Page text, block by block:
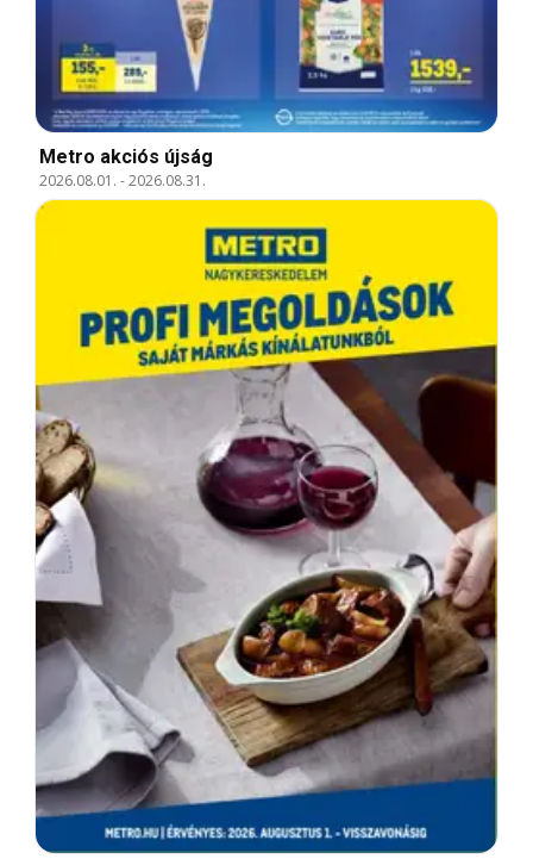
Metro akciós újság
2026.08.01. -2026.08.31.